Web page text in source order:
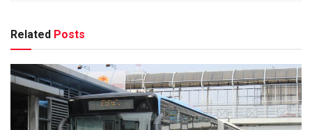
Related Posts